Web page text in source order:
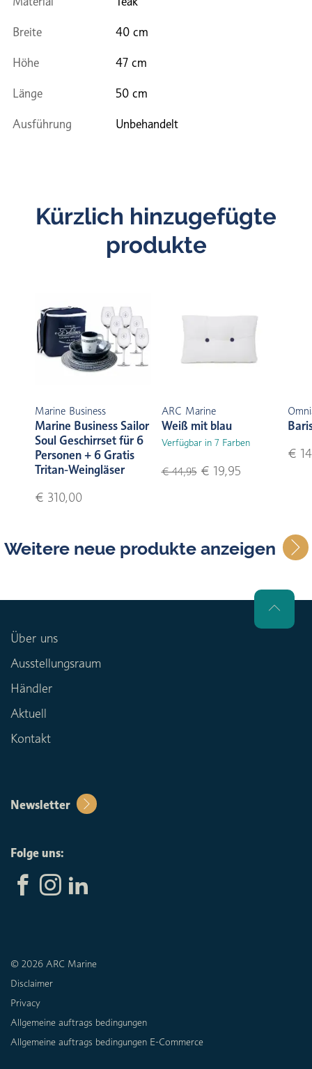
Breite 40 cm
Höhe 47 cm
Länge 50 cm
Ausführung Unbehandelt
Kürzlich hinzugefügte
produkte
Marine Business
Marine Business Sailor
Soul Geschirrset für 6
Personen + 6 Gratis
Tritan-Weingläser
€ 310,00
ARC Marine
Weiß mit blau
Verfügbar in 7 Farben
€ 44,95€ 19,95
€
Weitere neue produkte anzeigen
Über uns
Ausstellungsraum
Händler
Aktuell
Kontakt
Newsletter
Folge uns:
© 2026 ARC Marine
Disclaimer
Privacy
Allgemeine auftrags bedingungen
Allgemeine auftrags bedingungen E-Commerce